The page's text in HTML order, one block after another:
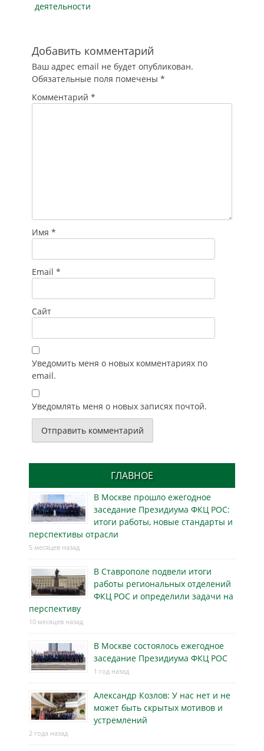
деятельности
Добавить комментарий
Ваш адрес email не будет опубликован.
Обязательные поля помечены *
Комментарий *
Имя *
Email *
Сайт
Уведомить меня о новых комментариях по
email.
Уведомлять меня о новых записях почтой.
ГЛАВНОЕ
В Москве прошло ежегодное
заседание Президиума ФКЦ РОС:
итоги работы, новые стандарты и
перспективы отрасли
5 месяцев назад
В Ставрополе подвели итоги
работы региональных отделений
ФКЦ РОС и определили задачи на
перспективу
10 месяцев назад
В Москве состоялось ежегодное
заседание Президиума ФКЦ РОС
1 год назад
Александр Козлов: У нас нет и не
может быть скрытых мотивов и
устремлений
2 года назад